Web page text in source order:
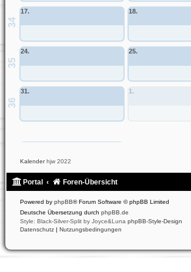
34
17. 18.
35
24. 25.
36
31. 1.
Kalenderhjw 2022
Portal Foren-Übersicht
Powered by phpBB® Forum Software © phpBB Limited
Deutsche Übersetzung durch phpBB.de
Style: Black-Silver-Split by Joyce&Luna phpBB-Style-Design
Datenschutz | Nutzungsbedingungen